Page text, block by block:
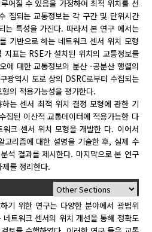
어질 수 있음을 가정하여 최적 위치를 선
집되는 교통정보는 각 구간 및 단위시간
는 특성을 가진다. 따라서 본 연구 에서는
기반으로 하는 네트워크 센서 위치 모형
표는 RSE가 설치된 위치의 교통정보를
에 대한 교통정보의 분산 -공분산 행렬의
광역시 도로 상의 DSRC로부터 수집되는
의 적용가능성을 평가한다.
는 센서 최적 위치 결정 모형에 관한 기
집된 이산적 교통데이터에 적용가능한 다
크 센서 위치 모형을 개발한 다. 이어서
고리즘에 대한 설명을 기술한 후, 실제 수
석 결과를 제시한다. 마지막으로 본 연구
를 정리한다.
기 위한 연구는 다양한 분야에서 광범위
트워크 센서의 위치 개선을 통해 정확도